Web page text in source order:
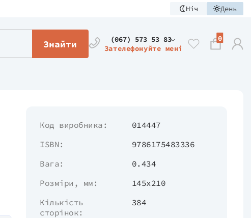
Ніч День
Знайти
(067) 573 53 83
Зателефонуйте мені
0
Код виробника:
014447
ISBN:
9786175483336
Вага:
0.434
Розміри, мм:
145х210
Кількість
сторінок:
384